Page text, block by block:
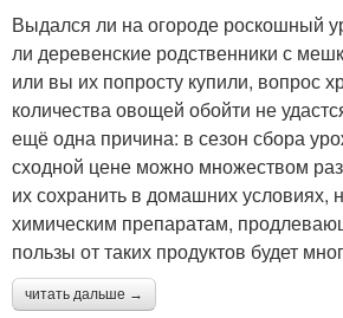
Выдался ли на огороде роскошный
ли деревенские родственники с
или вы их попросту купили, вопрос
количества овощей обойти не
ещё одна причина: в сезон сбора
сходной цене можно множеством
их сохранить в домашних условиях,
химическим препаратам,
пользы от таких продуктов будет
читать дальше →